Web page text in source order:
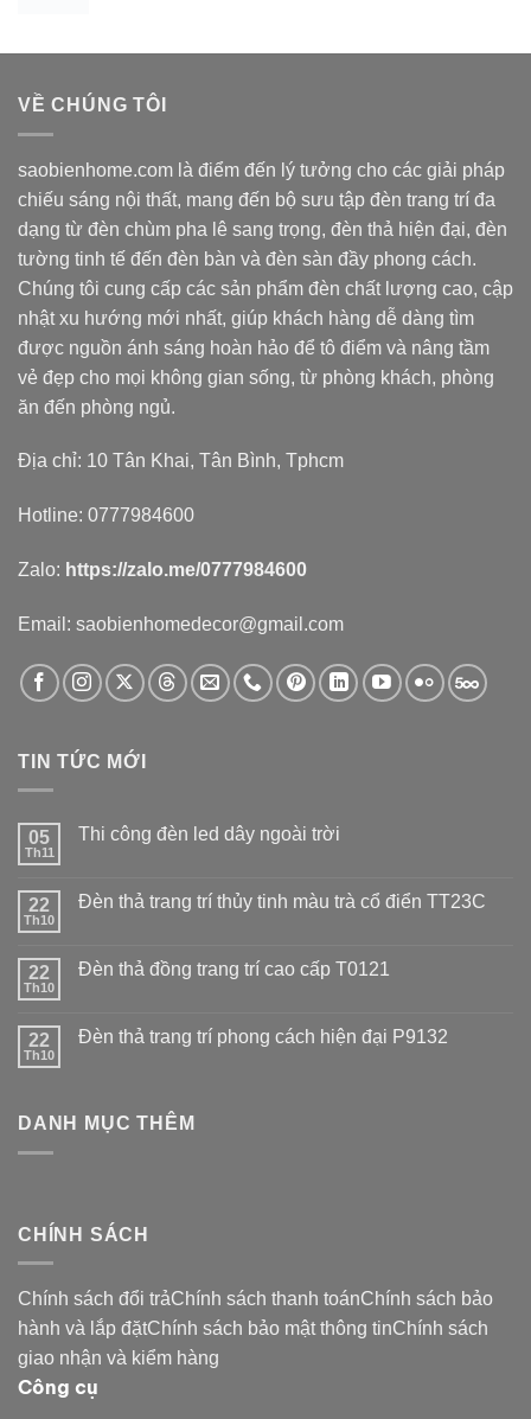
6.540.000 ₫.là:
VỀ CHÚNG TÔI
saobienhome.com là điểm đến lý tưởng cho các giải pháp
chiếu sáng nội thất, mang đến bộ sưu tập đèn trang trí đa
dạng từ đèn chùm pha lê sang trọng, đèn thả hiện đại, đèn
tường tinh tế đến đèn bàn và đèn sàn đầy phong cách.
Chúng tôi cung cấp các sản phẩm đèn chất lượng cao, cập
nhật xu hướng mới nhất, giúp khách hàng dễ dàng tìm
được nguồn ánh sáng hoàn hảo để tô điểm và nâng tầm
vẻ đẹp cho mọi không gian sống, từ phòng khách, phòng
ăn đến phòng ngủ.
Địa chỉ: 10 Tân Khai, Tân Bình, Tphcm
Hotline: 0777984600
Zalo: https://zalo.me/0777984600
Email: saobienhomedecor@gmail.com
TIN TỨC MỚI
05
Th11
Thi công đèn led dây ngoài trời
22
Th10
Đèn thả trang trí thủy tinh màu trà cổ điển TT23C
22
Th10
Đèn thả đồng trang trí cao cấp T0121
22
Th10
Đèn thả trang trí phong cách hiện đại P9132
DANH MỤC THÊM
CHÍNH SÁCH
Chính sách đổi trảChính sách thanh toánChính sách bảo
hành và lắp đặtChính sách bảo mật thông tinChính sách
giao nhận và kiểm hàng
Công cụ